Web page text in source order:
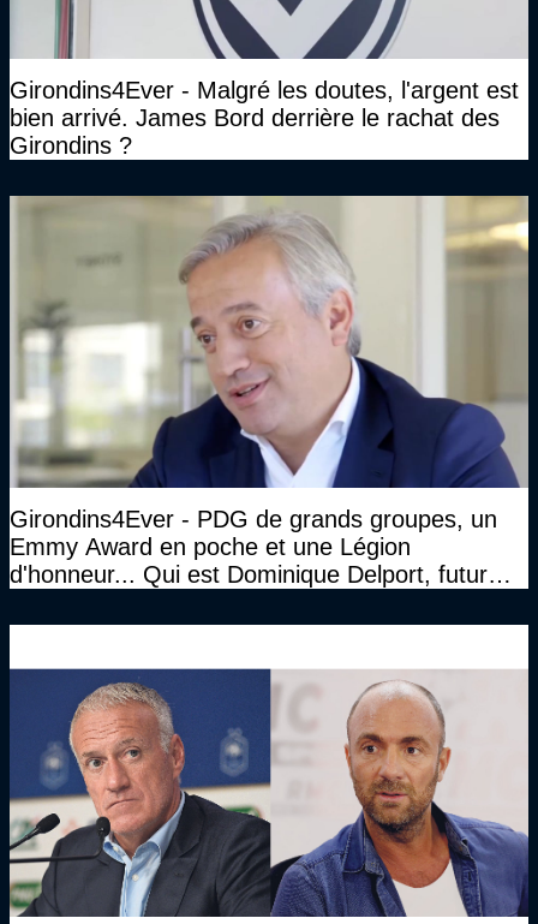
Girondins4Ever - Malgré les doutes, l'argent est
bien arrivé. James Bord derrière le rachat des
Girondins ?
Girondins4Ever - PDG de grands groupes, un
Emmy Award en poche et une Légion
d'honneur... Qui est Dominique Delport, futur